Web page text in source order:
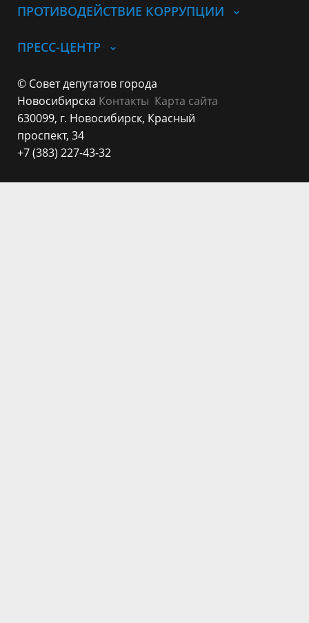
ПРОТИВОДЕЙСТВИЕ КОРРУПЦИИ
ПРЕСС-ЦЕНТР
© Совет депутатов города
Новосибирска Контакты Карта сайта
630099, г. Новосибирск, Красный
проспект, 34
+7 (383) 227-43-32